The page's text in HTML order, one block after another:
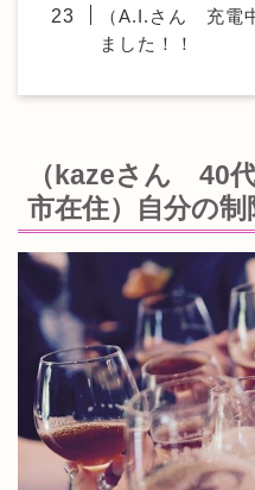
（A.I.さん 充電
ました！！
（kazeさん 40
市在住）自分の